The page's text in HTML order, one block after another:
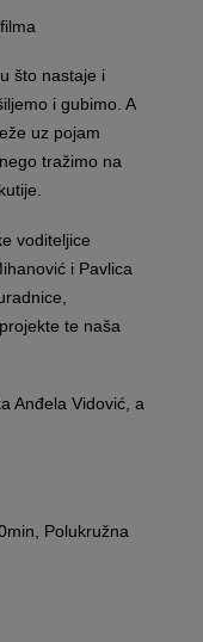
što nastaje i
i gubimo. A
uz pojam
tražimo na
voditeljice
i Pavlica
te naša
Anđela Vidović, a
Polukružna